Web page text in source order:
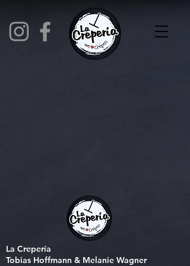
La Crepería
Tobias Hoffmann & Melanie Wagner